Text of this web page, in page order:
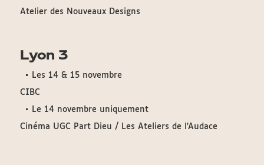
Atelier des Nouveaux Designs
Lyon 3
Les 14 & 15 novembre
CIBC
Le 14 novembre uniquement
Cinéma UGC Part Dieu / Les Ateliers de l'Audace